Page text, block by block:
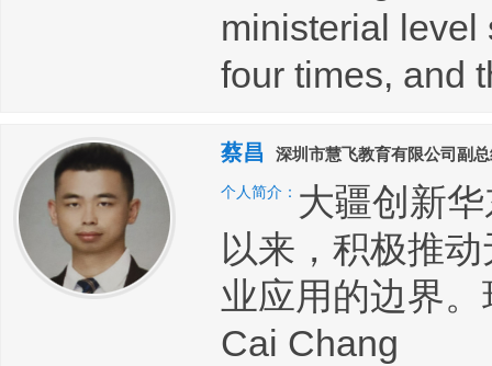
ministerial level
four times, and
蔡昌 深圳市慧飞教育有限公司副
个人简介： 大疆创新
以来，积极推
业应用的边界
Cai Chang